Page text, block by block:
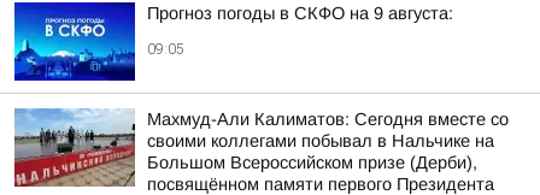
Прогноз погоды в СКФО на 9 августа:
09:05
Махмуд-Али Калиматов: Сегодня вместе со
своими коллегами побывал в Нальчике на
Большом Всероссийском призе (Дерби),
посвящённом памяти первого Президента